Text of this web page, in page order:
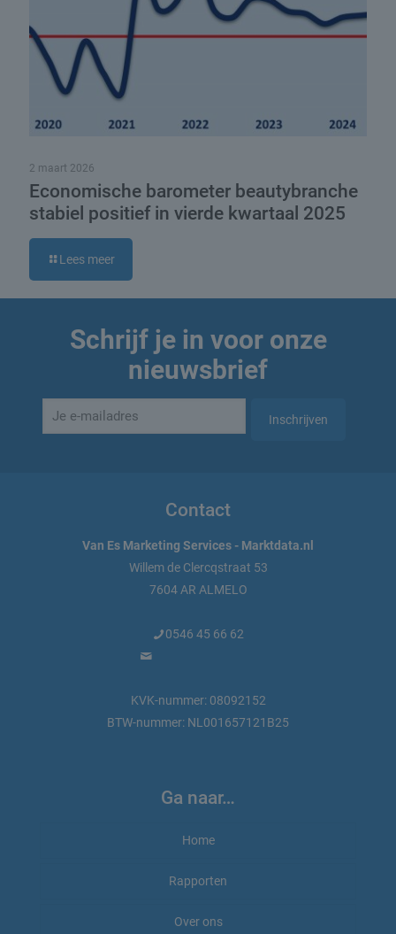
2 maart 2026
Economische barometer beautybranche
stabiel positief in vierde kwartaal 2025
Lees meer
Schrijf je in voor onze
nieuwsbrief
Contact
Van Es Marketing Services - Marktdata.nl
Willem de Clercqstraat 53
7604 AR ALMELO
0546 45 66 62
KVK-nummer: 08092152
BTW-nummer: NL001657121B25
Ga naar…
Home
Rapporten
Rapporten bestellen
Over ons